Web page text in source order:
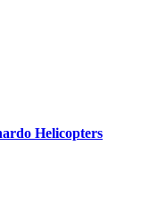
Helicopters